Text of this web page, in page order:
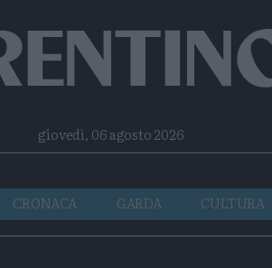
Telegram
RSSgiovedì, 06 agosto 2026
CRONACA GARDA CULTURA